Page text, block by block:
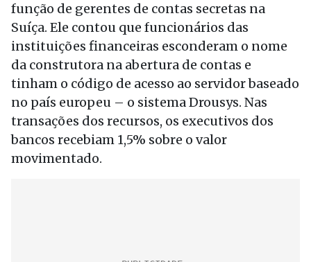
função de gerentes de contas secretas na
Suíça. Ele contou que funcionários das
instituições financeiras esconderam o nome
da construtora na abertura de contas e
tinham o código de acesso ao servidor baseado
no país europeu – o sistema Drousys. Nas
transações dos recursos, os executivos dos
bancos recebiam 1,5% sobre o valor
movimentado.